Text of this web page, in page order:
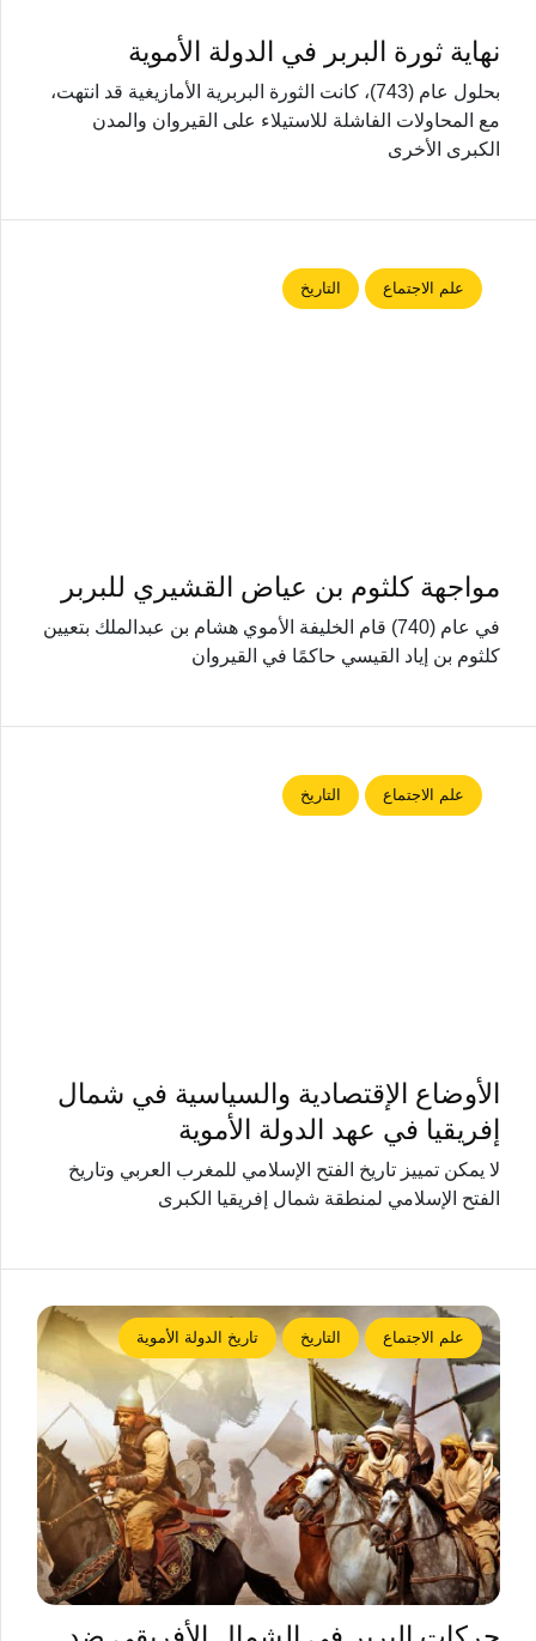
نهاية ثورة البربر في الدولة الأموية
بحلول عام (743)، كانت الثورة البربرية الأمازيغية قد انتهت،
مع المحاولات الفاشلة للاستيلاء على القيروان والمدن
الكبرى الأخرى
علم الاجتماع التاريخ
مواجهة كلثوم بن عياض القشيري للبربر
في عام (740) قام الخليفة الأموي هشام بن عبدالملك بتعيين
كلثوم بن إياد القيسي حاكمًا في القيروان
علم الاجتماع التاريخ
الأوضاع الإقتصادية والسياسية في شمال
إفريقيا في عهد الدولة الأموية
لا يمكن تمييز تاريخ الفتح الإسلامي للمغرب العربي وتاريخ
الفتح الإسلامي لمنطقة شمال إفريقيا الكبرى
علم الاجتماع التاريخ تاريخ الدولة الأموية